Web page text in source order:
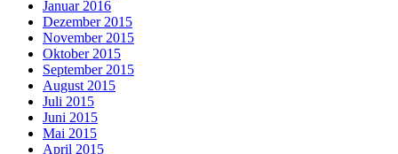
Januar 2016
Dezember 2015
November 2015
Oktober 2015
September 2015
August 2015
Juli 2015
Juni 2015
Mai 2015
April 2015